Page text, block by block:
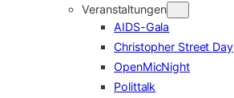
Veranstaltungen
AIDS-Gala
Christopher Street Day
OpenMicNight
Polittalk